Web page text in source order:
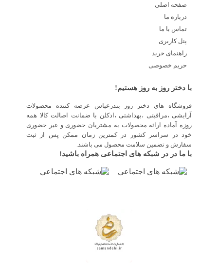
صفحه اصلی
درباره ما
تماس با ما
پنل کاربری
راهنمای خرید
حریم خصوصی
با دختر روز به روز هستیم!
فروشگاه های دختر روز بندرعباس عرضه کننده محصولات
آرایشی ،مراقبتی ،بهداشتی ،ادکلن با ضمانت اصالت کالا همه
روزه آماده ارائه محصولات به مشتریان حضوری و غیر حضوری
خود در سراسر کشور در کمترین زمان ممکن پس از ثبت
سفارش و تضمین سلامت محصول می باشند.
با ما در در شبکه های اجتماعی همراه باشید!